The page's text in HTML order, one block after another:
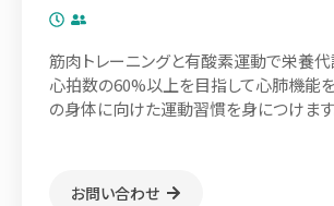
筋肉トレーニングと有酸素運動で栄養
心拍数の60%以上を目指して心肺機能
の身体に向けた運動習慣を身につけます
お問い合わせ